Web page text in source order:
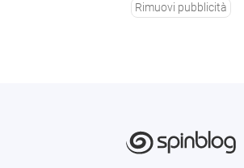
Rimuovi pubblicità